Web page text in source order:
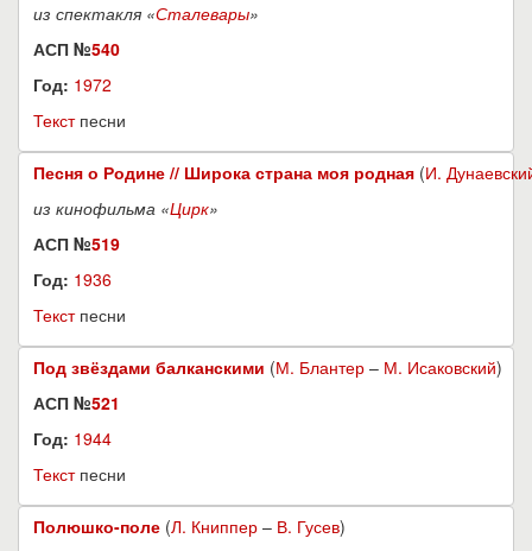
из спектакля «Сталевары»
АСП №540
Год: 1972
Текстпесни
Песня о Родине // Широка страна моя родная (И.
из кинофильма «Цирк»
АСП №519
Год: 1936
Текстпесни
Под звёздами балканскими (М. Блантер – М. Исаковский)
АСП №521
Год: 1944
Текстпесни
Полюшко-поле (Л. Книппер – В. Гусев)